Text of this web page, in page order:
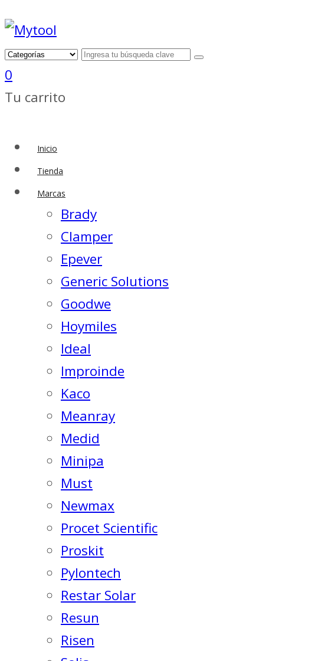
0
Tu carrito
Inicio
Tienda
Marcas
Brady
Clamper
Epever
Generic Solutions
Goodwe
Hoymiles
Ideal
Improinde
Kaco
Meanray
Medid
Minipa
Must
Newmax
Procet Scientific
Proskit
Pylontech
Restar Solar
Resun
Risen